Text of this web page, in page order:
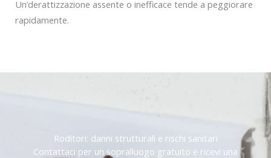
Un’derattizzazione assente o inefficace tende a peggiorare
rapidamente.
Roditori: danni strutturali e rischi sanitari
Contattaci per un sopralluogo gratuito e ricevi una